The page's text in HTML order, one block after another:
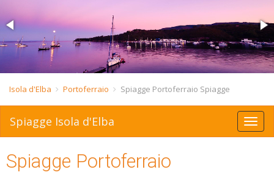
NED
FRA
DAN
Isola d'Elba Portoferraio Spiagge Portoferraio Spiagge
Togli
Spiagge Isola d'Elba
Spiagge Portoferraio